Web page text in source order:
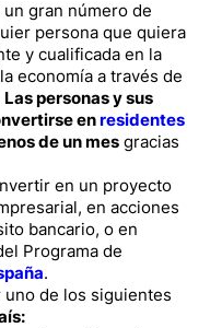
gran número de
persona que quiera
y cualificada en la
economía a través de
Las personas y sus
enresidentes
de un mes gracias
en un proyecto
en acciones
bancario, o en
Programa de
.
de los siguientes